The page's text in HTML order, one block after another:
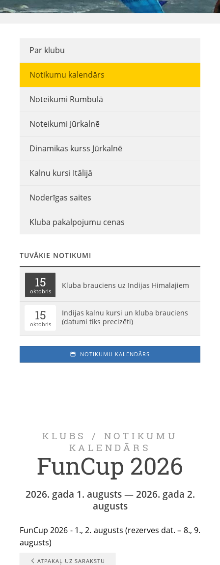
Par klubu
Notikumu kalendārs
Noteikumi Rumbulā
Noteikumi Jūrkalnē
Dinamikas kurss Jūrkalnē
Kalnu kursi Itālijā
Noderīgas saites
Kluba pakalpojumu cenas
TUVĀKIE NOTIKUMI
15
oktobris
Kluba brauciens uz Indijas Himalajiem
15
oktobris
Indijas kalnu kursi un kluba brauciens
(datumi tiks precizēti)
NOTIKUMU KALENDĀRS
KLUBS / NOTIKUMU
KALENDĀRS
FunCup 2026
2026. gada 1. augusts — 2026. gada 2.
augusts
FunCup 2026 - 1., 2. augusts (rezerves dat. – 8., 9.
augusts)
ATPAKAĻ UZ SARAKSTU